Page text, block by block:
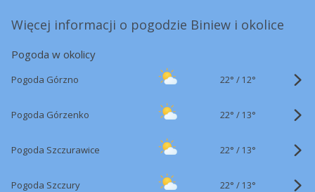
Więcej informacji o pogodzie Biniew i okolice
Pogoda w okolicy
Pogoda Górzno 22° / 12°
Pogoda Górzenko 22° / 13°
Pogoda Szczurawice 22° / 13°
Pogoda Szczury 22° / 13°